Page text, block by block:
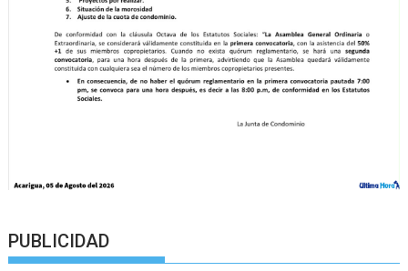
PUBLICIDAD